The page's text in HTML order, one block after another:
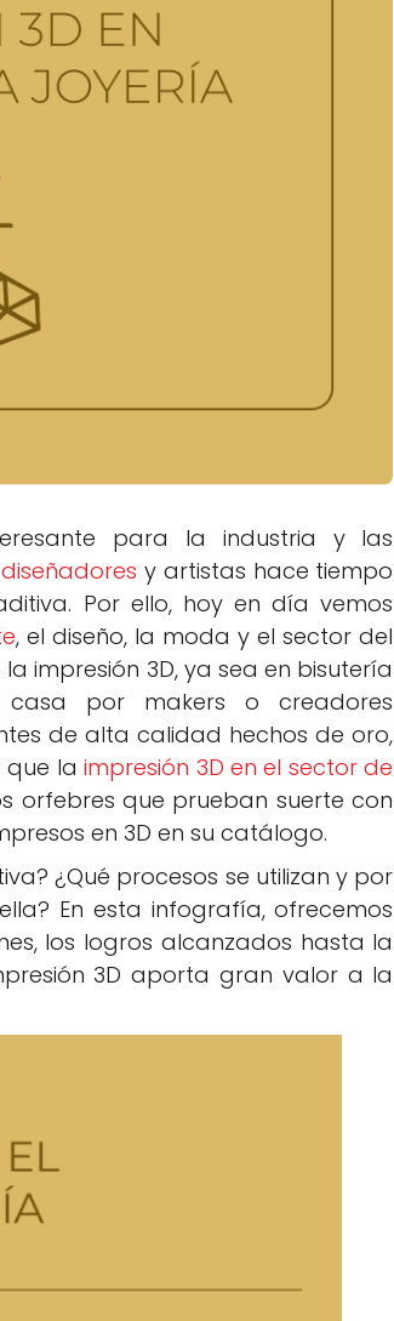
3D
para la industria y las
diseñadores y artistas hace tiempo
Por ello, hoy en día vemos
, el diseño, la moda y el sector del
impresión 3D, ya sea en bisutería
por makers o creadores
de alta calidad hechos de oro,
que laimpresión 3D en el sector de
orfebres que prueban suerte con
en 3D en su catálogo.
¿Qué procesos se utilizan y por
En esta infografía, ofrecemos
los logros alcanzados hasta la
3D aporta gran valor a la